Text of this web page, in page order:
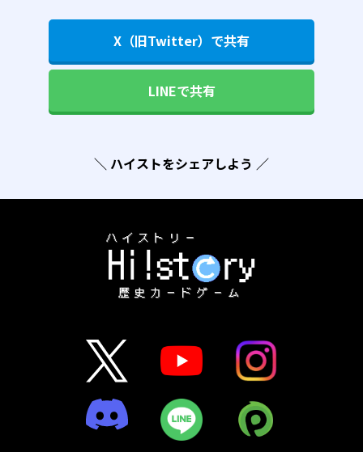
X（旧Twitter）で共有
LINEで共有
＼ ハイストをシェアしよう ／